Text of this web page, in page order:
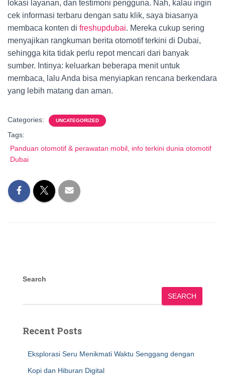
lokasi layanan, dan testimoni pengguna. Nah, kalau ingin
cek informasi terbaru dengan satu klik, saya biasanya
membaca konten di freshupdubai. Mereka cukup sering
menyajikan rangkuman berita otomotif terkini di Dubai,
sehingga kita tidak perlu repot mencari dari banyak
sumber. Intinya: keluarkan beberapa menit untuk
membaca, lalu Anda bisa menyiapkan rencana berkendara
yang lebih matang dan aman.
Categories: UNCATEGORIZED
Tags:
Panduan otomotif & perawatan mobil, info terkini dunia otomotif
Dubai
Search
SEARCH
Recent Posts
Eksplorasi Seru Menikmati Waktu Senggang dengan
Kopi dan Hiburan Digital